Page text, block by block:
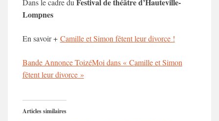
Dans le cadre du
Lompnes
En savoir + Camille et Simon fêtent leur divorce !
Bande Annonce ToizéMoi dans « Camille et Simon
fêtent leur divorce »
Articles similaires